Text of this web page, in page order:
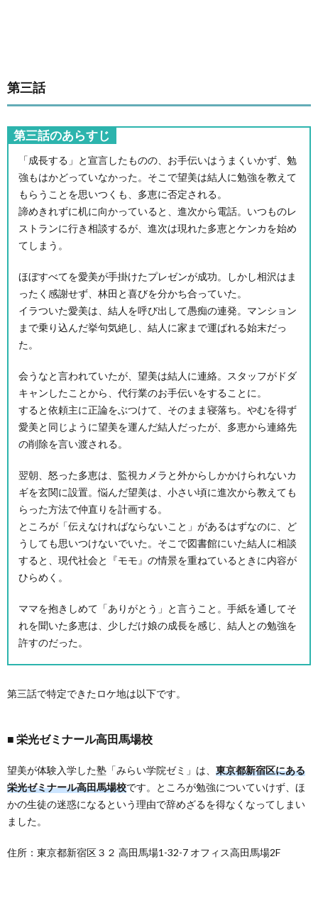
第三話
第三話のあらすじ
「成長する」と宣言したものの、お手伝いはうまくいかず、勉
強もはかどっていなかった。そこで望美は結人に勉強を教えて
もらうことを思いつくも、多恵に否定される。
諦めきれずに机に向かっていると、進次から電話。いつものレ
ストランに行き相談するが、進次は現れた多恵とケンカを始め
てしまう。
ほぼすべてを愛美が手掛けたプレゼンが成功。しかし相沢はま
ったく感謝せず、林田と喜びを分かち合っていた。
イラついた愛美は、結人を呼び出して愚痴の連発。マンション
まで乗り込んだ挙句気絶し、結人に家まで運ばれる始末だっ
た。
会うなと言われていたが、望美は結人に連絡。スタッフがドダ
キャンしたことから、代行業のお手伝いをすることに。
すると依頼主に正論をぶつけて、そのまま寝落ち。やむを得ず
愛美と同じように望美を運んだ結人だったが、多恵から連絡先
の削除を言い渡される。
翌朝、怒った多恵は、監視カメラと外からしかかけられないカ
ギを玄関に設置。悩んだ望美は、小さい頃に進次から教えても
らった方法で仲直りを計画する。
ところが「伝えなければならないこと」があるはずなのに、ど
うしても思いつけないでいた。そこで図書館にいた結人に相談
すると、現代社会と『モモ』の情景を重ねているときに内容が
ひらめく。
ママを抱きしめて「ありがとう」と言うこと。手紙を通してそ
れを聞いた多恵は、少しだけ娘の成長を感じ、結人との勉強を
許すのだった。
第三話で特定できたロケ地は以下です。
栄光ゼミナール高田馬場校
望美が体験入学した塾「みらい学院ゼミ」は、 東京都新宿区にある
栄光ゼミナール高田馬場校です。ところが勉強についていけず、ほ
かの生徒の迷惑になるという理由で辞めざるを得なくなってしまい
ました。
住所：東京都新宿区３２ 高田馬場1-32-7 オフィス高田馬場2F